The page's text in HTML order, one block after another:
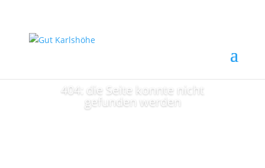
404: die Seite konnte nicht
gefunden werden